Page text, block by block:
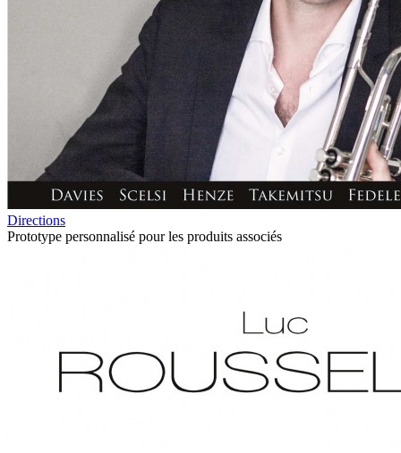
Directions
Prototype personnalisé pour les produits associés